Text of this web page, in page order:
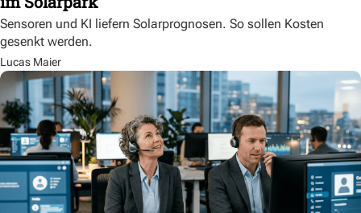
Sensoren und KI liefern Solarprognosen. So sollen Kosten
gesenkt werden.
Lucas Maier